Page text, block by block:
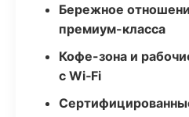
Бережное
премиум-класса
Кофе-зона и
с Wi‑Fi